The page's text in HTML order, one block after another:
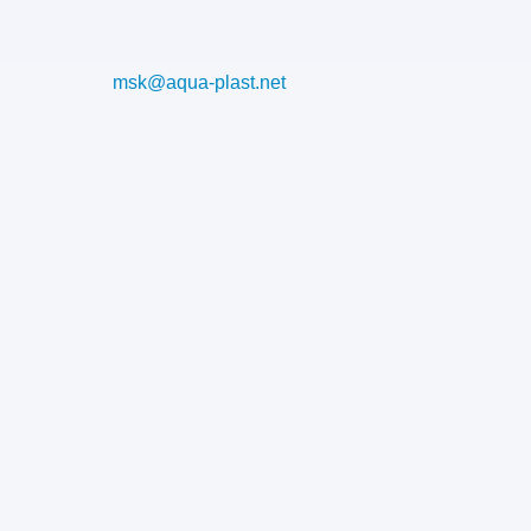
msk@aqua-plast.net